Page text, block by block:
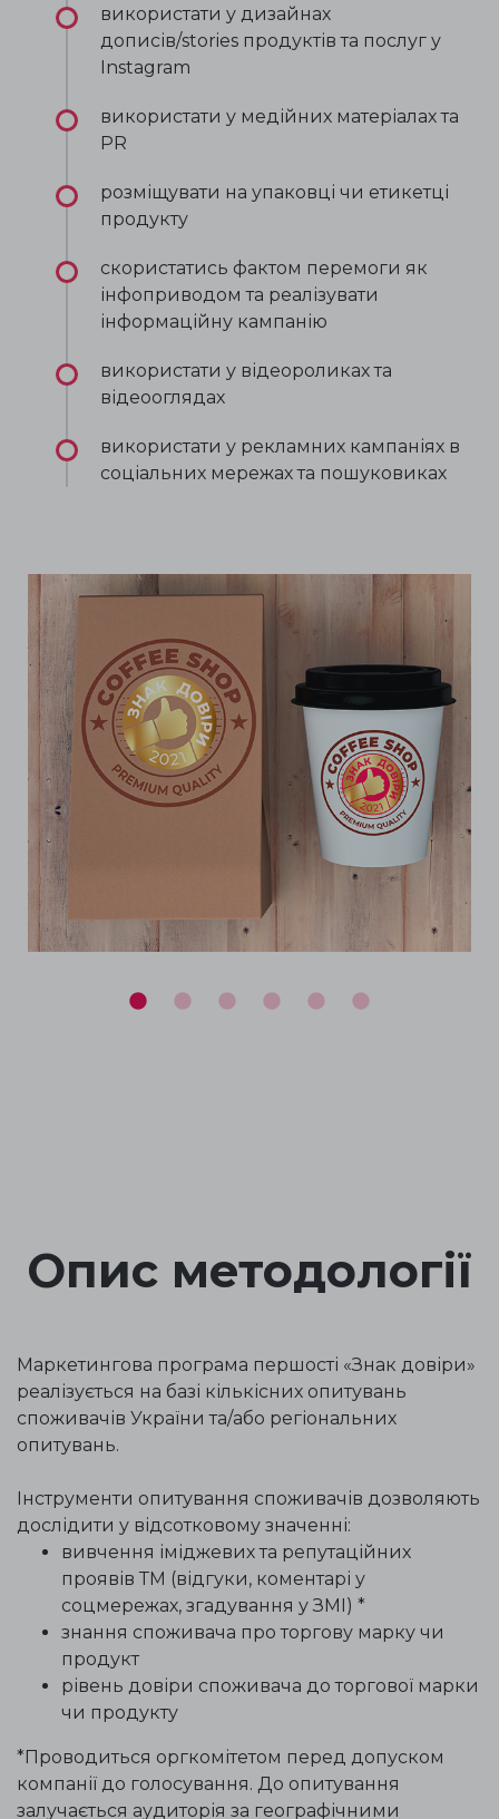
використати у дизайнах
дописів/stories продуктів та послуг у
Instagram
використати у медійних матеріалах та
PR
розміщувати на упаковці чи етикетці
продукту
скористатись фактом перемоги як
інфоприводом та реалізувати
інформаційну кампанію
використати у відеороликах та
відеооглядах
використати у рекламних кампаніях в
соціальних мережах та пошуковиках
Опис методології
Маркетингова програма першості «Знак довіри»
реалізується на базі кількісних опитувань
споживачів України та/або регіональних
опитувань.
Інструменти опитування споживачів дозволяють
дослідити у відсотковому значенні:
вивчення іміджевих та репутаційних
проявів ТМ (відгуки, коментарі у
соцмережах, згадування у ЗМІ) *
знання споживача про торгову марку чи
продукт
рівень довіри споживача до торгової марки
чи продукту
*Проводиться оргкомітетом перед допуском
компанії до голосування. До опитування
залучається аудиторія за географічними